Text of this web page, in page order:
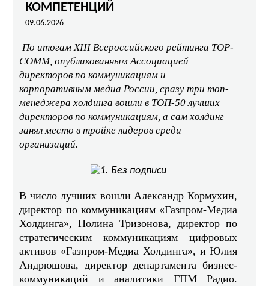
КОМПЕТЕНЦИЙ
09.06.2026
По итогам XIII Всероссийского рейтинга TOP-
COMM, опубликованным Ассоциацией
директоров по коммуникациям и
корпоративным медиа России, сразу три топ-
менеджера холдинга вошли в ТОП-50 лучших
директоров по коммуникациям, а сам холдинг
занял место в тройке лидеров среди
организаций.
В число лучших вошли Александр Кормухин,
директор по коммуникациям «Газпром-Медиа
Холдинга», Полина Тризонова, директор по
стратегическим коммуникациям цифровых
активов «Газпром-Медиа Холдинга», и Юлия
Андрюшова, директор департамента бизнес-
коммуникаций и аналитики ГПМ Радио.